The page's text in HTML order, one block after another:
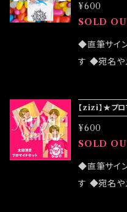
文をお願い
ベント「大
¥600
SOLD
◆直筆サイ
す ◆宛名や
お客様はこ
をお願い致
謝祭」後にな
【zizi】★プロ
¥600
SOLD
◆直筆サイ
す ◆宛名や